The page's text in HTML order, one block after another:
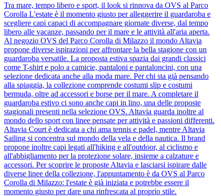
Tra mare, tempo libero e sport, il look si rinnova da OVS al Parco
Corolla L'estate è il momento giusto per alleggerire il guardaroba e
scegliere capi capaci di accompagnare giornate diverse, dal tempo
libero alle vacanze, passando per il mare e le attività all'aria aperta.
Al negozio OVS del Parco Corolla di Milazzo il mondo Altavia
propone diverse ispirazioni per affrontare la bella stagione con un
guardaroba versatile. La proposta estiva spazia dai grandi classici
come T-shirt e polo a camicie, pantaloni e pantaloncini, con una
selezione dedicata anche alla moda mare. Per chi sta già pensando
alla spiaggia, la collezione comprende costumi slip e costumi
bermuda, oltre ad accessori e borse per il mare. A completare il
guardaroba estivo ci sono anche capi in lino, una delle proposte
stagionali presenti nella selezione OVS. Altavia guarda inoltre al
mondo dello sport con linee pensate per attività e passioni differenti.
Altavia Court è dedicata a chi ama tennis e padel, mentre Altavia
Sailing si concentra sul mondo della vela e della nautica. Il brand
propone inoltre capi legati all'hiking e all'outdoor, al ciclismo e
all'abbigliamento per la protezione solare, insieme a calzature e
accessori. Per scoprire le proposte Altavia e lasciarsi ispirare dalle
diverse linee della collezione, l'appuntamento è da OVS al Parco
Corolla di Milazzo: l'estate è già iniziata e potrebbe essere il
momento giusto per dare una rinfrescata al proprio stile.